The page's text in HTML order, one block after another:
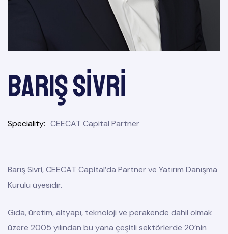
Barış SİVRİ
Speciality CEECAT Capital Partner
Barış Sivri, CEECAT Capital’da Partner ve Yatırım Danışma
Kurulu üyesidir.
Gıda, üretim, altyapı, teknoloji ve perakende dahil olmak
üzere 2005 yılından bu yana çeşitli sektörlerde 20’nin